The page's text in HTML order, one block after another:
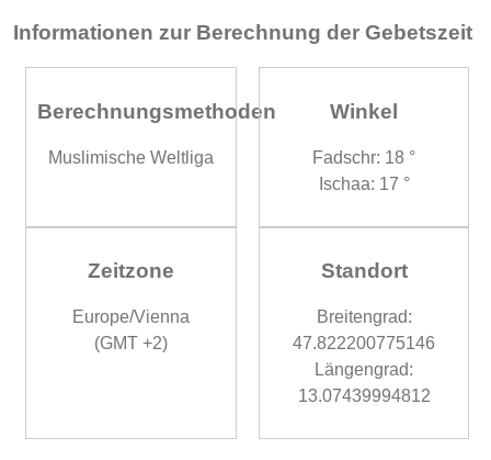
Informationen zur Berechnung der Gebetszeit
Berechnungsmethoden
Muslimische Weltliga
Winkel
Fadschr: 18 °
Ischaa: 17 °
Zeitzone
Europe/Vienna
(GMT +2)
Standort
Breitengrad:
47.822200775146
Längengrad:
13.07439994812